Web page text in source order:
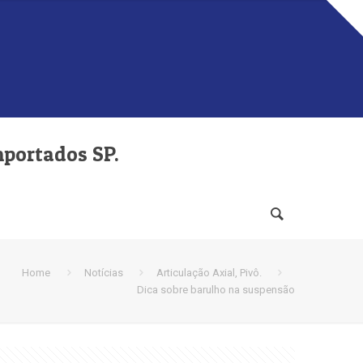
SP.
Home Notícias
Articulação Axial, Pivô.
Dica sobre barulho na suspensão